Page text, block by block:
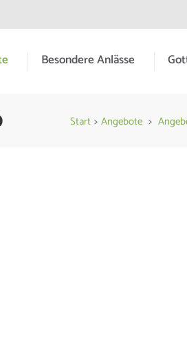
Besondere Anlässe
Start > Angebote >